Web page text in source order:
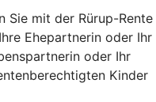
Sie mit der Rürup-Rente
Ehepartnerin oder Ihr
oder Ihr
Kinder